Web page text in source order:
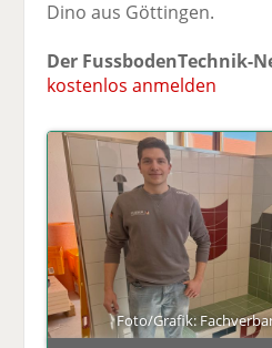
Dino aus Göttingen.
Der FussbodenTechnik-
kostenlos anmelden
Foto/Grafik: